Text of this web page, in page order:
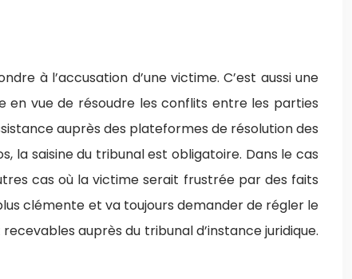
à l’accusation d’une victime. C’est aussi une
en vue de résoudre les conflits entre les parties
auprès des plateformes de résolution des
la saisine du tribunal est obligatoire. Dans le cas
cas où la victime serait frustrée par des faits
clémente et va toujours demander de régler le
auprès du tribunal d’instance juridique.